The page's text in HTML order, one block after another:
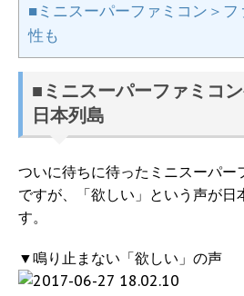
■ミニスーパーファミコン＞
性も
■ミニスーパーファミコ
日本列島
ついに待ちに待ったミニスーパー
ですが、「欲しい」という声が日
す。
▼鳴り止まない「欲しい」の声